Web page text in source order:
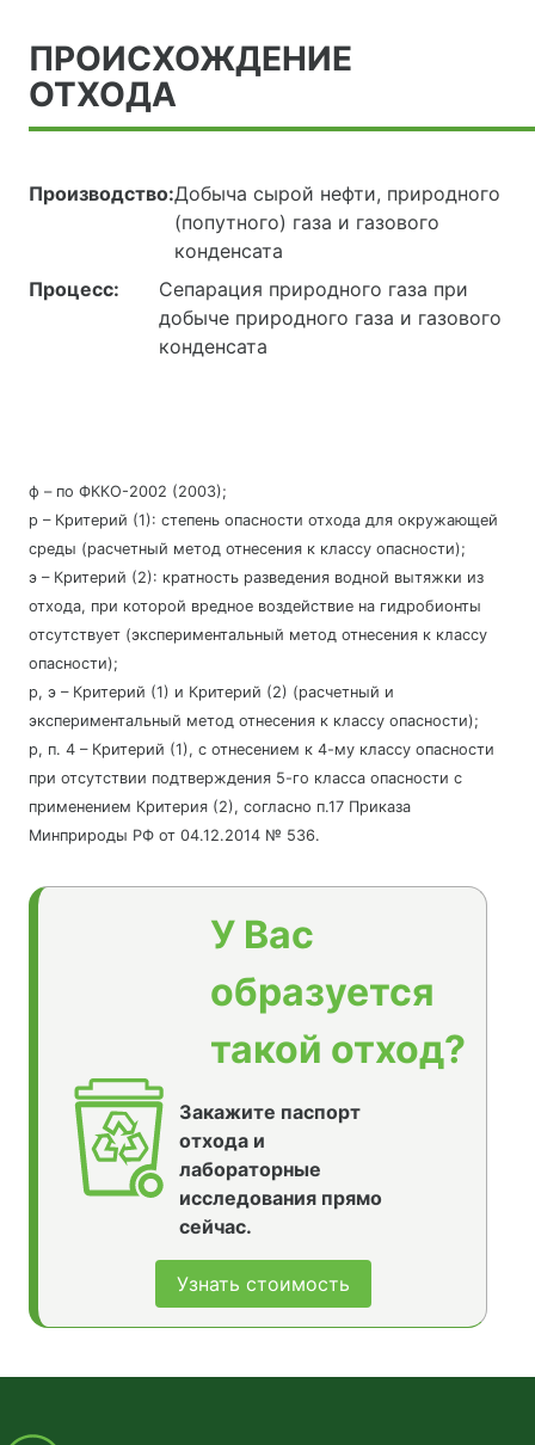
ПРОИСХОЖДЕНИЕ
ОТХОДА
Производство:Добыча сырой нефти, природного
(попутного) газа и газового
конденсата
Процесс:
Сепарация природного газа при
добыче природного газа и газового
конденсата
ф – по ФККО-2002 (2003);
р – Критерий (1): степень опасности отхода для окружающей
среды (расчетный метод отнесения к классу опасности);
э – Критерий (2): кратность разведения водной вытяжки из
отхода, при которой вредное воздействие на гидробионты
отсутствует (экспериментальный метод отнесения к классу
опасности);
р, э – Критерий (1) и Критерий (2) (расчетный и
экспериментальный метод отнесения к классу опасности);
р, п. 4 – Критерий (1), с отнесением к 4-му классу опасности
при отсутствии подтверждения 5-го класса опасности с
применением Критерия (2), согласно п.17 Приказа
Минприроды РФ от 04.12.2014 № 536.
У Вас
образуется
такой отход?
Закажите паспорт
отхода и
лабораторные
исследования прямо
сейчас.
Узнать стоимость